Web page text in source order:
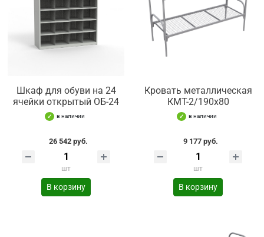
Шкаф для обуви на 24
ячейки открытый ОБ-24
в наличии
26 542 руб.
шт
В корзину
Кровать металлическая
КМТ-2/190х80
в наличии
9 177 руб.
шт
В корзину